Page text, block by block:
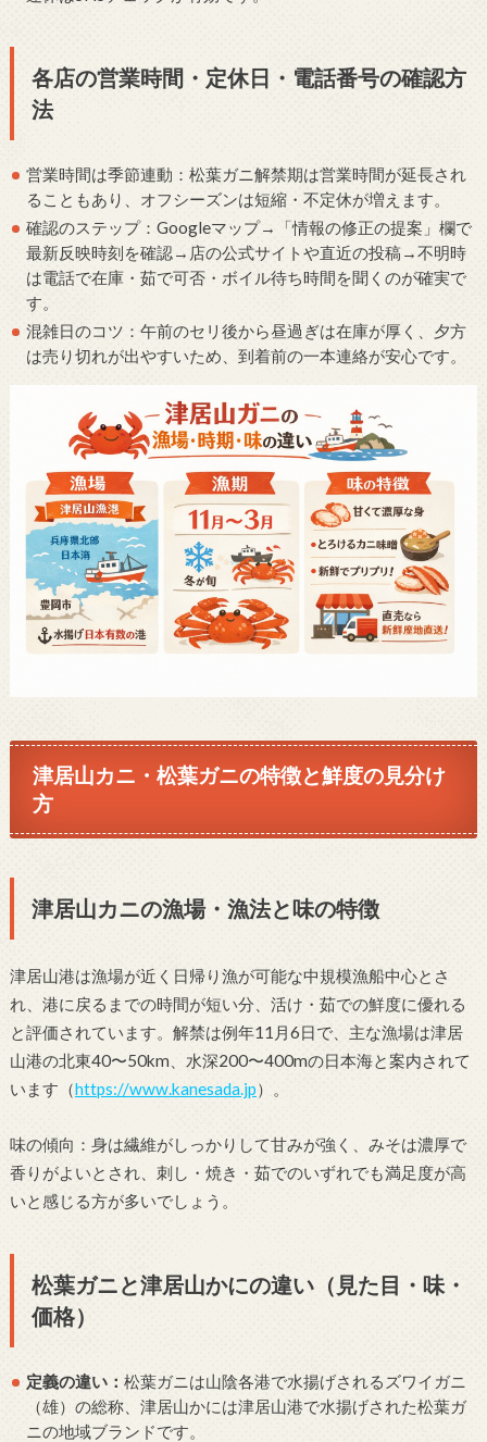
各店の営業時間・定休日・電話番号の確認方
法
営業時間は季節連動：松葉ガニ解禁期は営業時間が延長され
ることもあり、オフシーズンは短縮・不定休が増えます。
確認のステップ：Googleマップ→「情報の修正の提案」欄で
最新反映時刻を確認→店の公式サイトや直近の投稿→不明時
は電話で在庫・茹で可否・ボイル待ち時間を聞くのが確実で
す。
混雑日のコツ：午前のセリ後から昼過ぎは在庫が厚く、夕方
は売り切れが出やすいため、到着前の一本連絡が安心です。
津居山カニ・松葉ガニの特徴と鮮度の見分け
方
津居山カニの漁場・漁法と味の特徴
津居山港は漁場が近く日帰り漁が可能な中規模漁船中心とさ
れ、港に戻るまでの時間が短い分、活け・茹での鮮度に優れる
と評価されています。解禁は例年11月6日で、主な漁場は津居
山港の北東40〜50km、水深200〜400mの日本海と案内されて
います（https://www.kanesada.jp）。
味の傾向：身は繊維がしっかりして甘みが強く、みそは濃厚で
香りがよいとされ、刺し・焼き・茹でのいずれでも満足度が高
いと感じる方が多いでしょう。
松葉ガニと津居山かにの違い（見た目・味・
価格）
定義の違い：松葉ガニは山陰各港で水揚げされるズワイガニ
（雄）の総称、津居山かには津居山港で水揚げされた松葉ガ
ニの地域ブランドです。